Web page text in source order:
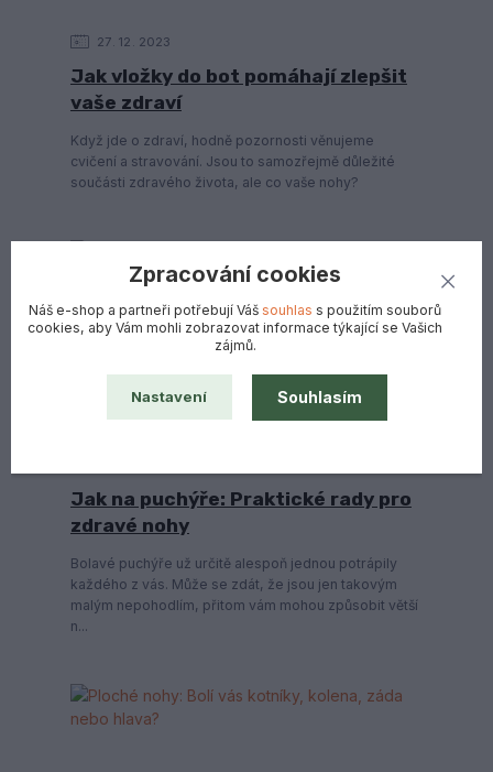
27 12 2023
Jak vložky do bot pomáhají zlepšit
vaše zdraví
Když jde o zdraví, hodně pozornosti věnujeme
cvičení a stravování. Jsou to samozřejmě důležité
součásti zdravého života, ale co vaše nohy?
Jak na puchýře: Praktické rady pro
zdravé nohy
Bolavé puchýře už určitě alespoň jednou potrápily
každého z vás. Může se zdát, že jsou jen takovým
malým nepohodlím, přitom vám mohou způsobit větší
n...
Zpracování cookies
Náš e-shop a partneři potřebují Vášsouhlas s použitím souborů
cookies, aby Vám mohli zobrazovat informace týkající se Vašich
zájmů.
Nastavení Souhlasím